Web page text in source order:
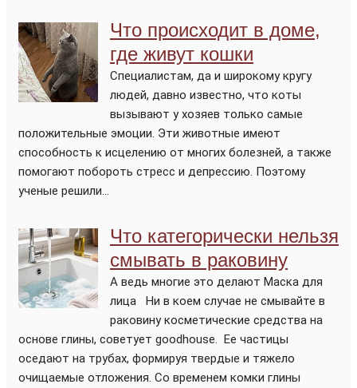
Что происходит в доме,
где живут кошки
Специалистам, да и широкому кругу
людей, давно известно, что коты
вызывают у хозяев только самые
положительные эмоции. Эти животные имеют
способность к исцелению от многих болезней, а также
помогают побороть стресс и депрессию. Поэтому
ученые решили...
Что категорически нельзя
смывать в раковину
А ведь многие это делают Маска для
лица Ни в коем случае не смывайте в
раковину косметические средства на
основе глины, советует goodhouse. Ее частицы
оседают на трубах, формируя твердые и тяжело
очищаемые отложения. Со временем комки глины